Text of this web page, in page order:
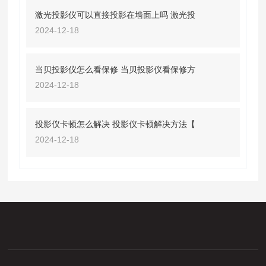
激光投影仪可以直接投影在墙面上吗 激光投
2024-12-18
当贝投影仪怎么看保修 当贝投影仪看保修方
2024-12-18
投影仪卡顿怎么解决 投影仪卡顿解决方法【
2024-12-18